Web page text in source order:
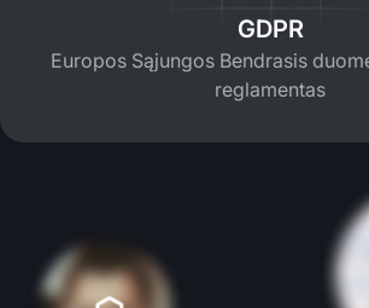
GDPR
Europos Sąjungos Bendrasis
reglamentas